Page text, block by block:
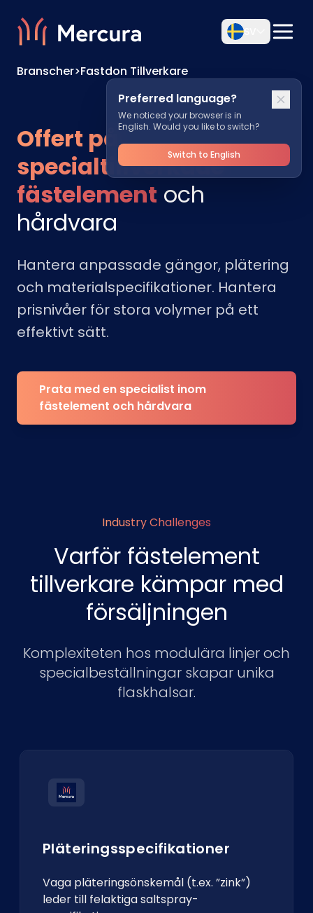
Preferred language?
We noticed your browser is in
English. Would you like to switch?
Switch to English
Branscher>Fastdon Tillverkare
Offert på
specialtillverkade
fästelement och
hårdvara
Hantera anpassade gängor, plätering
och materialspecifikationer. Hantera
prisnivåer för stora volymer på ett
effektivt sätt.
Prata med en specialist inom
fästelement och hårdvara
Industry Challenges
Varför fästelement
tillverkare kämpar med
försäljningen
Komplexiteten hos modulära linjer och
specialbeställningar skapar unika
flaskhalsar.
Pläteringsspecifikationer
Vaga pläteringsönskemål (t.ex. ”zink”)
leder till felaktiga saltspray-